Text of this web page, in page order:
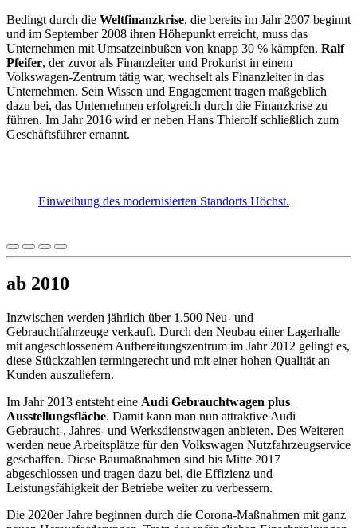
Bedingt durch die Weltfinanzkrise, die bereits im Jahr 2007 beginnt
und im September 2008 ihren Höhepunkt erreicht, muss das
Unternehmen mit Umsatzeinbußen von knapp 30 % kämpfen. Ralf
Pfeifer, der zuvor als Finanzleiter und Prokurist in einem
Volkswagen-Zentrum tätig war, wechselt als Finanzleiter in das
Unternehmen. Sein Wissen und Engagement tragen maßgeblich
dazu bei, das Unternehmen erfolgreich durch die Finanzkrise zu
führen. Im Jahr 2016 wird er neben Hans Thierolf schließlich zum
Geschäftsführer ernannt.
Einweihung des modernisierten Standorts Höchst.
ab 2010
Inzwischen werden jährlich über 1.500 Neu- und
Gebrauchtfahrzeuge verkauft. Durch den Neubau einer Lagerhalle
mit angeschlossenem Aufbereitungszentrum im Jahr 2012 gelingt es,
diese Stückzahlen termingerecht und mit einer hohen Qualität an
Kunden auszuliefern.
Im Jahr 2013 entsteht eine Audi Gebrauchtwagen plus
Ausstellungsfläche. Damit kann man nun attraktive Audi
Gebraucht-, Jahres- und Werksdienstwagen anbieten. Des Weiteren
werden neue Arbeitsplätze für den Volkswagen Nutzfahrzeugservice
geschaffen. Diese Baumaßnahmen sind bis Mitte 2017
abgeschlossen und tragen dazu bei, die Effizienz und
Leistungsfähigkeit der Betriebe weiter zu verbessern.
Die 2020er Jahre beginnen durch die Corona-Maßnahmen mit ganz